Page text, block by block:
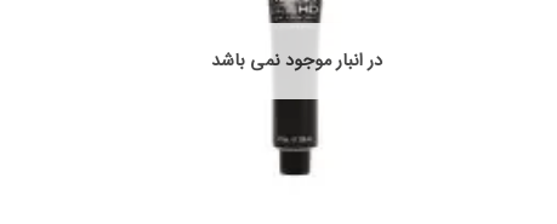
در انبار موجود نمی باشد